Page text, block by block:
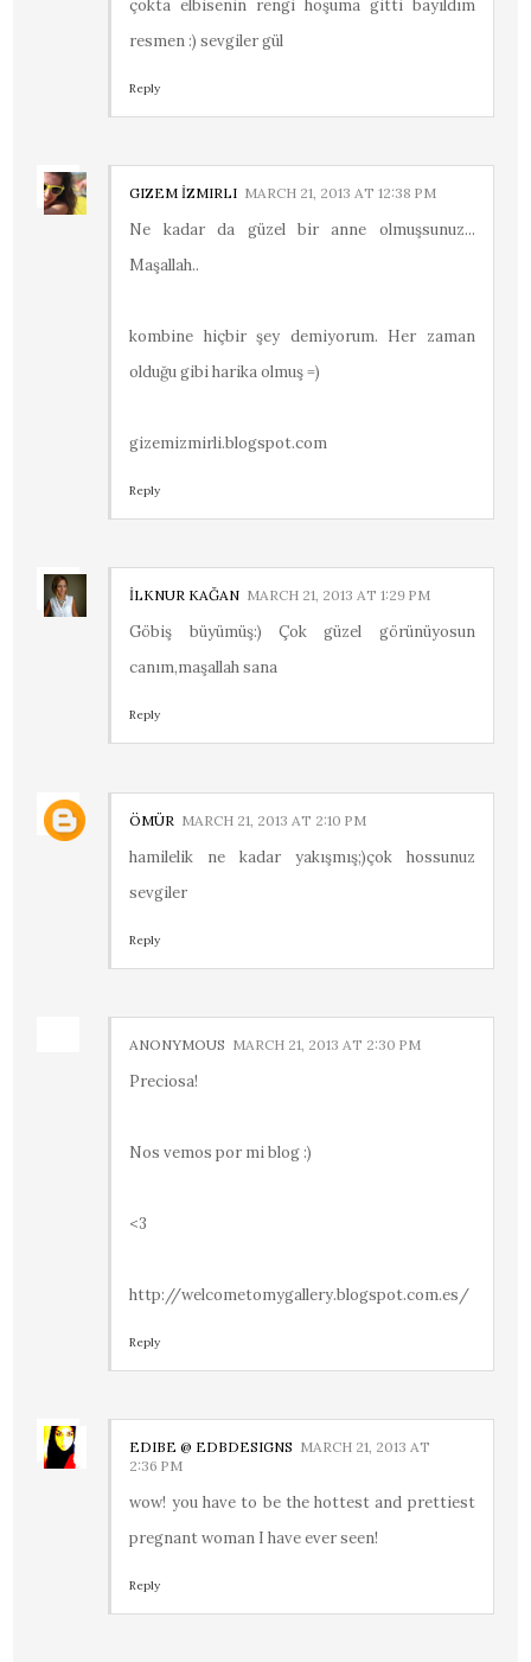
çokta elbisenin rengi hoşuma gitti bayıldım
resmen :) sevgiler gül
Reply
GIZEM İZMIRLI MARCH 21, 2013 AT 12:38 PM
Ne kadar da güzel bir anne olmuşsunuz...
Maşallah..
kombine hiçbir şey demiyorum. Her zaman
olduğu gibi harika olmuş =)
gizemizmirli.blogspot.com
Reply
İLKNUR KAĞAN MARCH 21, 2013 AT 1:29 PM
Göbiş büyümüş:) Çok güzel görünüyosun
canım,maşallah sana
Reply
ÖMÜR MARCH 21, 2013 AT 2:10 PM
hamilelik ne kadar yakışmış;)çok hossunuz
sevgiler
Reply
ANONYMOUS MARCH 21, 2013 AT 2:30 PM
Preciosa!
Nos vemos por mi blog :)
<3
http://welcometomygallery.blogspot.com.es/
Reply
EDIBE @ EDBDESIGNS MARCH 21, 2013 AT
2:36 PM
wow! you have to be the hottest and prettiest
pregnant woman I have ever seen!
Reply